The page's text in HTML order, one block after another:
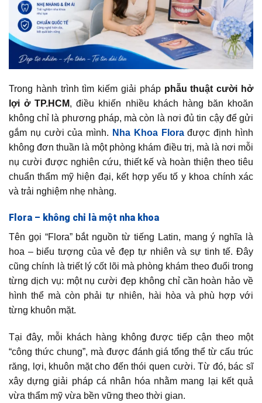
Trong hành trình tìm kiếm giải pháp phẫu thuật cười hở
lợi ở TP.HCM, điều khiến nhiều khách hàng băn khoăn
không chỉ là phương pháp, mà còn là nơi đủ tin cậy để gửi
gắm nụ cười của mình. Nha Khoa Florađược định hình
không đơn thuần là một phòng khám điều trị, mà là nơi mỗi
nụ cười được nghiên cứu, thiết kế và hoàn thiện theo tiêu
chuẩn thẩm mỹ hiện đại, kết hợp yếu tố y khoa chính xác
và trải nghiệm nhẹ nhàng.
Flora – không chỉ là một nha khoa
Tên gọi “Flora” bắt nguồn từ tiếng Latin, mang ý nghĩa là
hoa – biểu tượng của vẻ đẹp tự nhiên và sự tinh tế. Đây
cũng chính là triết lý cốt lõi mà phòng khám theo đuổi trong
từng dịch vụ: một nụ cười đẹp không chỉ cần hoàn hảo về
hình thể mà còn phải tự nhiên, hài hòa và phù hợp với
từng khuôn mặt.
Tại đây, mỗi khách hàng không được tiếp cận theo một
“công thức chung”, mà được đánh giá tổng thể từ cấu trúc
răng, lợi, khuôn mặt cho đến thói quen cười. Từ đó, bác sĩ
xây dựng giải pháp cá nhân hóa nhằm mang lại kết quả
vừa thẩm mỹ vừa bền vững theo thời gian.